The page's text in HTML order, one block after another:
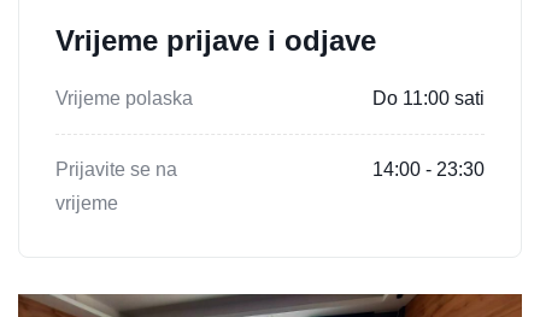
Vrijeme prijave i odjave
Vrijeme polaska Do 11:00 sati
Prijavite se na
vrijeme
14:00 - 23:30